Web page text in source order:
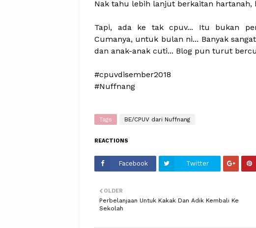
Nak tahu lebih lanjut berkaitan
Tapi, ada ke tak cpuv... Itu bukan
Cumanya, untuk bulan ni... Banyak
dan anak-anak cuti... Blog pun turut
#cpuvdisember2018
#Nuffnang
Tags BE/CPUV dari Nuffnang
REACTIONS
Facebook Twitter
OLDER
Perbelanjaan Untuk Kakak Dan Adik Kembali Ke
Sekolah